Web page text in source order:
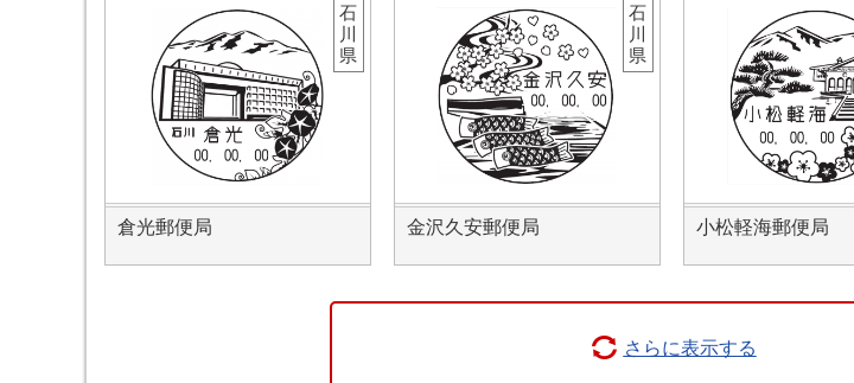
倉光郵便局
石
川
県
金沢久安郵便局
石
川
県
小松軽海郵便局
さらに表示する